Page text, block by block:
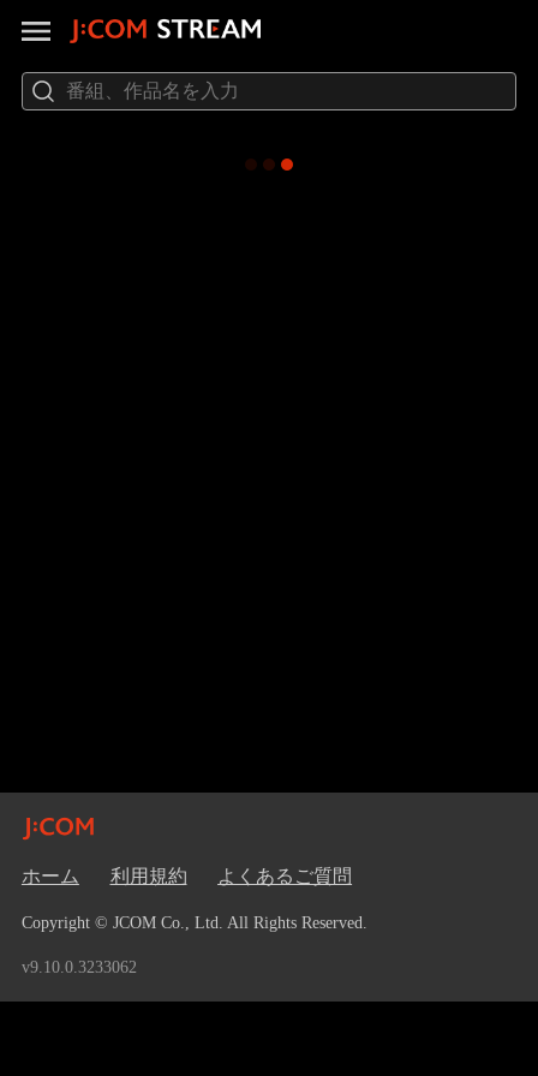
ホーム 利用規約 よくあるご質問
Copyright © JCOM Co., Ltd. All Rights Reserved.
v9.10.0.3233062